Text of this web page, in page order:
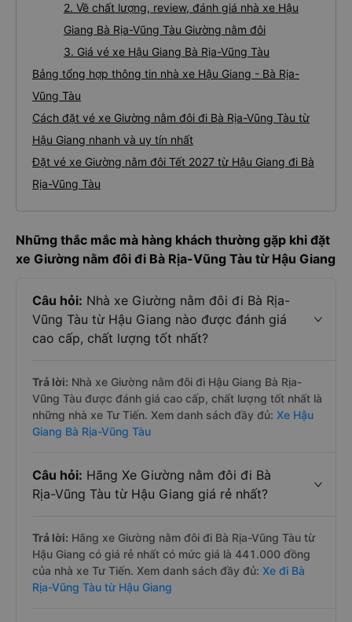
2. Về chất lượng, review, đánh giá nhà xe Hậu
Giang Bà Rịa-Vũng Tàu Giường nằm đôi
3. Giá vé xe Hậu Giang Bà Rịa-Vũng Tàu
Bảng tổng hợp thông tin nhà xe Hậu Giang - Bà Rịa-
Vũng Tàu
Cách đặt vé xe Giường nằm đôi đi Bà Rịa-Vũng Tàu từ
Hậu Giang nhanh và uy tín nhất
Đặt vé xe Giường nằm đôi Tết 2027 từ Hậu Giang đi Bà
Rịa-Vũng Tàu
Những thắc mắc mà hàng khách thường gặp khi đặt
xe Giường nằm đôi đi Bà Rịa-Vũng Tàu từ Hậu Giang
Câu hỏi: Nhà xe Giường nằm đôi đi Bà Rịa-
Vũng Tàu từ Hậu Giang nào được đánh giá
cao cấp, chất lượng tốt nhất?
Trả lời: Nhà xe Giường nằm đôi đi Hậu Giang Bà Rịa-
Vũng Tàu được đánh giá cao cấp, chất lượng tốt nhất là
những nhà xe Tư Tiến. Xem danh sách đầy đủ: Xe Hậu
Giang Bà Rịa-Vũng Tàu
Câu hỏi: Hãng Xe Giường nằm đôi đi Bà
Rịa-Vũng Tàu từ Hậu Giang giá rẻ nhất?
Trả lời: Hãng xe Giường nằm đôi đi Bà Rịa-Vũng Tàu từ
Hậu Giang có giá rẻ nhất có mức giá là 441.000 đồng
của nhà xe Tư Tiến. Xem danh sách đầy đủ: Xe đi Bà
Rịa-Vũng Tàu từ Hậu Giang